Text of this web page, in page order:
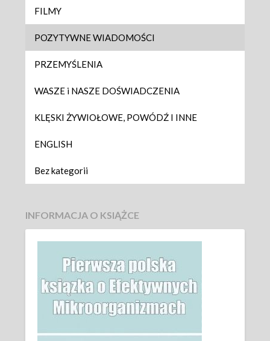
FILMY
POZYTYWNE WIADOMOŚCI
PRZEMYŚLENIA
WASZE i NASZE DOŚWIADCZENIA
KLĘSKI ŻYWIOŁOWE, POWÓDŹ I INNE
ENGLISH
Bez kategorii
INFORMACJA O KSIĄŻCE